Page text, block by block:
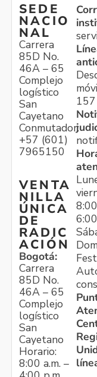
SEDE
NACIO
NAL
Carrera
85D No.
46A – 65
Complejo
logístico
San
Cayetano
Conmutador:
+57 (601)
7965150
VENTA
NILLA
ÚNICA
DE
RADIC
ACIÓN
Bogotá:
Carrera
85D No.
46A – 65
Complejo
logístico
San
Cayetano
Horario:
8:00 a.m. –
157